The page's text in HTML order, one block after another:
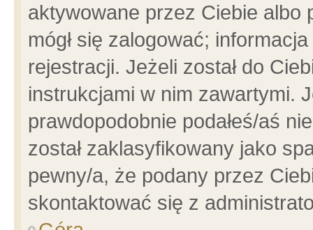
aktywowane przez Ciebie albo
mógł się zalogować;
rejestracji. Jeżeli został do
instrukcjami w nim zawartymi.
prawdopodobnie podałeś/aś
został zaklasyfikowany jako
pewny/a, że podany przez
skontaktować się z